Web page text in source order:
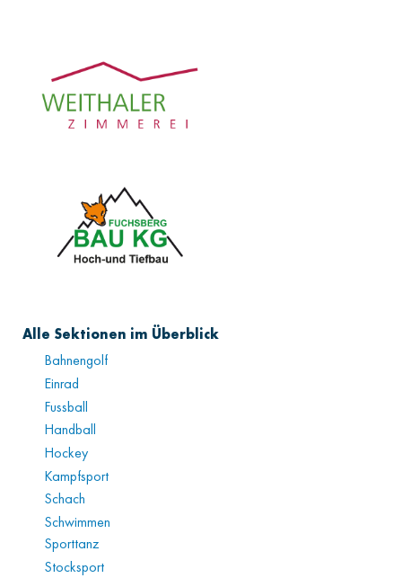
Alle Sektionen im Überblick
Bahnengolf
Einrad
Fussball
Handball
Hockey
Kampfsport
Schach
Schwimmen
Sporttanz
Stocksport